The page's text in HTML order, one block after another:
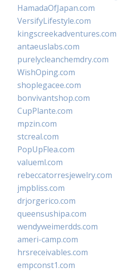
HamadaOfJapan.com
VersifyLifestyle.com
kingscreekadventures.com
antaeuslabs.com
purelycleanchemdry.com
WishOping.com
shoplegacee.com
bonvivantshop.com
CupPlante.com
mpzin.com
stcreal.com
PopUpFlea.com
valueml.com
rebeccatorresjewelry.com
jmpbliss.com
drjorgerico.com
queensushipa.com
wendyweimerdds.com
ameri-camp.com
hrsreceivables.com
empconst1.com